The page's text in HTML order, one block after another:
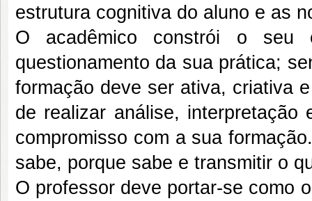
estrutura cognitiva do aluno e as
O acadêmico constrói o seu
questionamento da sua prática;
formação deve ser ativa, criativa
de realizar análise,
compromisso com a sua
sabe, porque sabe e transmitir o
O professor deve portar-se como